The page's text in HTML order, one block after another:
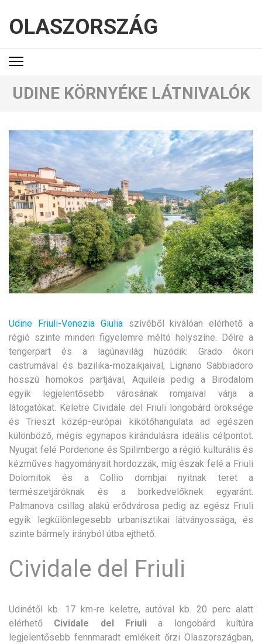
OLASZORSZÁG
UDINE KÖRNYÉKE LÁTNIVALÓK
Udine Friuli-Venezia Giuliaszívéből kiválóan elérhető a
régió szinte minden figyelemre méltó helyszíne.
Délre a
tengerpart és a lagúnavilág húzódik: Grado ókori
castrumával és bazilika-mozaikjaival, Lignano Sabbiadoro
hosszú homokos partjával, Aquileia pedig a Birodalom
egyik legjelentősebb városának romjaival várja a
látogatókat. Keletre Cividale del Friuli longobárd öröksége
és Trieszt közép-európai kikötőhangulata ad egészen
különböző, mégis egynapos kirándulásra ideális célpontot.
Nyugat felé Pordenone és Spilimbergo a régió kulturális és
kézműves hagyományait hordozzák, míg észak felé a Friuli
Dolomitok és a Collio dombjai nyitnak teret a
természetjáróknak és a borkedvelőknek egyaránt.
Palmanova csillag alakú erődvárosa pedig az egész Friuli
egyik legkülönlegesebb urbanisztikai látványossága, és
szinte bármely irányból útba ejthető.
Cividale del Friuli
Udinétől kb. 17 km-re keletre, autóval kb. 20 perc alatt
elérhető Cividale del Friuli a longobárd kultúra
legjelentősebb fennmaradt emlékeit őrzi Olaszországban,